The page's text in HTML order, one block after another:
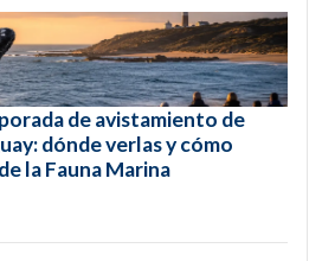
de avistamiento de
dónde verlas y cómo
la Fauna Marina